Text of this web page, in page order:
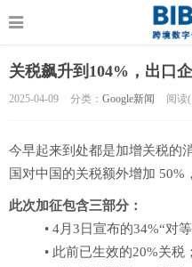
关税飙升到104%，出口
2025-04-09 分类： Google新闻 阅读(
今早起来到处都是加增关税的
国对中国的关税额外增加 50%
此次加征包含三部分：
• 4月3日宣布的34%“对等
• 此前已生效的20%关税；